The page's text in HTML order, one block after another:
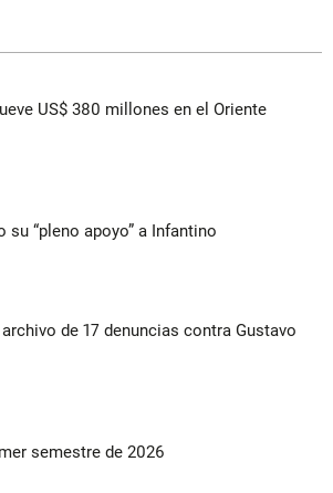
US$ 380 millones en el Oriente
“pleno apoyo” a Infantino
de 17 denuncias contra Gustavo
semestre de 2026